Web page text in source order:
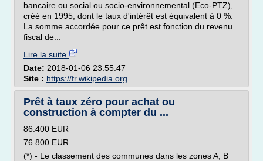
bancaire ou social ou socio-environnemental (Eco-PTZ),
créé en 1995, dont le taux d'intérêt est équivalent à 0 %.
La somme accordée pour ce prêt est fonction du revenu
fiscal de...
Lire la suite
Date: 2018-01-06 23:55:47
Site : https://fr.wikipedia.org
Prêt à taux zéro pour achat ou
construction à compter du ...
86.400 EUR
76.800 EUR
(*) - Le classement des communes dans les zones A, B